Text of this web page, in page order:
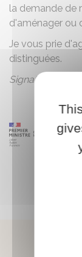
la demande de
d'aménager ou
Je vous prie
distinguées.
Signature